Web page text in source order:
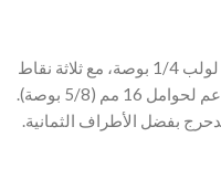
‫- إمكانية التركيب على الحوامل باستخدام لولب 1/4 بوصة، مع ثلاثة نقاط
تثبيت لكل مصباح. حلقات تعليق مرفقة ودعم لحوامل 16 مم (5/8 بوصة).